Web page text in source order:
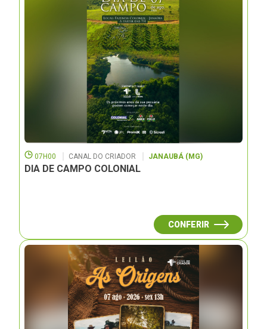
07H00 CANAL DO CRIADOR JANAUBÁ (MG)
DIA DE CAMPO COLONIAL
CONFERIR